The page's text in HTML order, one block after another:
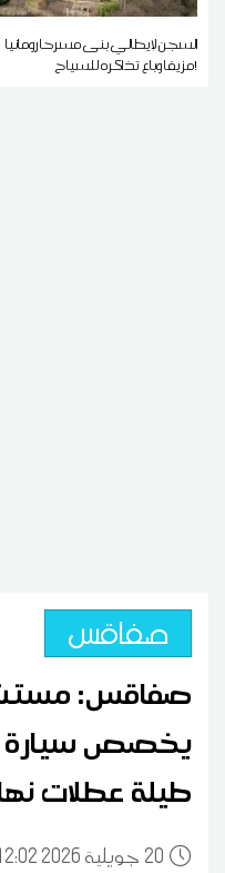
السجن لإيطالي بنى مسرحا رومانيا
مزيفا وباع تذاكره للسياح!
صفاقس
صفاقس:
يخصص سيارة
طيلة عطلات
20 12:02 2026 جويلية